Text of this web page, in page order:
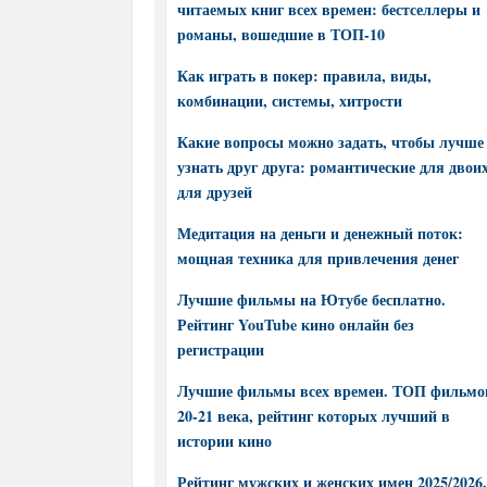
читаемых книг всех времен: бестселлеры и
романы, вошедшие в ТОП-10
Как играть в покер: правила, виды,
комбинации, системы, хитрости
Какие вопросы можно задать, чтобы лучше
узнать друг друга: романтические для
для друзей
Медитация на деньги и денежный поток:
мощная техника для привлечения денег
Лучшие фильмы на Ютубе бесплатно.
Рейтинг YouTube кино онлайн без
регистрации
Лучшие фильмы всех времен. ТОП
20-21 века, рейтинг которых лучший в
истории кино
Рейтинг мужских и женских имен 2025/2026.